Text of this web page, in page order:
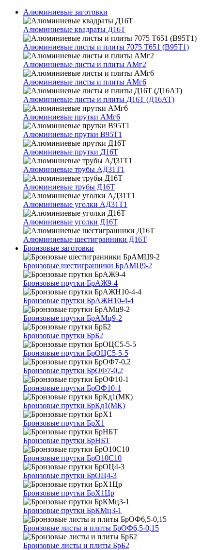
Алюминиевые заготовки
Алюминиевые квадраты Д16Т
Алюминиевые листы и плиты 7075 Т651 (В95Т1)
Алюминиевые листы и плиты АМг2
Алюминиевые листы и плиты АМг6
Алюминиевые листы и плиты Д16Т (Д16АТ)
Алюминиевые прутки АМг6
Алюминиевые прутки В95Т1
Алюминиевые прутки Д16Т
Алюминиевые трубы АД31Т1
Алюминиевые трубы Д16Т
Алюминиевые уголки АД31Т1
Алюминиевые уголки Д16Т
Алюминиевые шестигранники Д16Т
Бронзовые заготовки
Бронзовые шестигранники БрАМЦ9-2
Бронзовые прутки БрАЖ9-4
Бронзовые прутки БрАЖН10-4-4
Бронзовые прутки БрАМц9-2
Бронзовые прутки БрБ2
Бронзовые прутки БрОЦС5-5-5
Бронзовые прутки БрОФ7-0,2
Бронзовые прутки БрОФ10-1
Бронзовые прутки БрКд1(МК)
Бронзовые прутки БрХ1
Бронзовые прутки БрНБТ
Бронзовые прутки БрО10С10
Бронзовые прутки БрОЦ4-3
Бронзовые прутки БрХ1Цр
Бронзовые прутки БрКМц3-1
Бронзовые листы и плиты БрОФ6,5-0,15
Бронзовые листы и плиты БрБ2